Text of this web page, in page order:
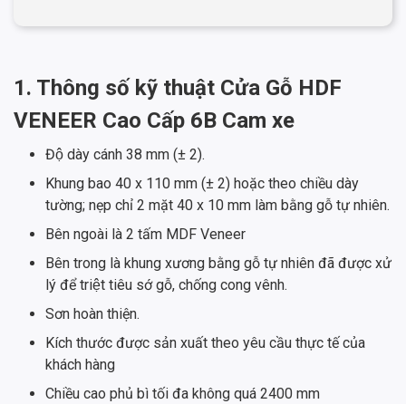
1. Thông số kỹ thuật Cửa Gỗ HDF
VENEER Cao Cấp 6B Cam xe
Độ dày cánh 38 mm (± 2).
Khung bao 40 x 110 mm (± 2) hoặc theo chiều dày
tường; nẹp chỉ 2 mặt 40 x 10 mm làm bằng gỗ tự nhiên.
Bên ngoài là 2 tấm MDF Veneer
Bên trong là khung xương bằng gỗ tự nhiên đã được xử
lý để triệt tiêu sớ gỗ, chống cong vênh.
Sơn hoàn thiện.
Kích thước được sản xuất theo yêu cầu thực tế của
khách hàng
Chiều cao phủ bì tối đa không quá 2400 mm